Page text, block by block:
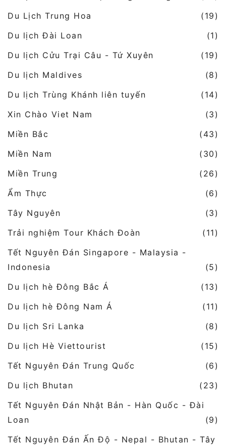
Du Lịch Trung Hoa
(19)
Du lịch Đài Loan
(1)
Du lịch Cửu Trại Câu - Tứ Xuyên
(19)
Du lịch Maldives
(8)
Du lịch Trùng Khánh liên tuyến
(14)
Xin Chào Viet Nam
(3)
Miền Bắc
(43)
Miền Nam
(30)
Miền Trung
(26)
Ẩm Thực
(6)
Tây Nguyên
(3)
Trải nghiệm Tour Khách Đoàn
(11)
Tết Nguyên Đán Singapore - Malaysia -
Indonesia
(5)
Du lịch hè Đông Bắc Á
(13)
Du lịch hè Đông Nam Á
(11)
Du lịch Sri Lanka
(8)
Du lịch Hè Viettourist
(15)
Tết Nguyên Đán Trung Quốc
(6)
Du lịch Bhutan
(23)
Tết Nguyên Đán Nhật Bản - Hàn Quốc - Đài
Loan
(9)
Tết Nguyên Đán Ấn Độ - Nepal - Bhutan - Tây